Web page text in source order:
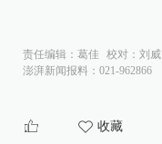
责任编辑： 葛佳 校对： 刘威
澎湃新闻报料：021-962866
收藏